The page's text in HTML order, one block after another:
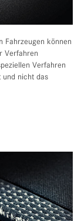
Fahrzeugen können
Verfahren
Verfahren
und nicht das